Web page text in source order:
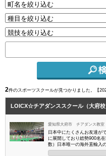
2件のスポーツスクールが見つかりました。【
LOICX☆チアダンススクール（大府校
愛知県大府市 チアダンス教室
日本中にたくさんお友達が
に展開しており総勢900名
数）日本唯一の海外直輸入